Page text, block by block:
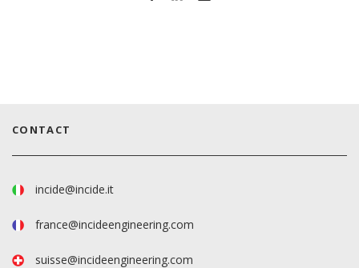
CONTACT
incide@incide.it
france@incideengineering.com
suisse@incideengineering.com